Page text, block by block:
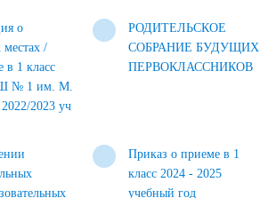
о
местах /
в 1 класс
№ 1 им. М.
2023 уч
РОДИТЕЛЬСКОЕ
СОБРАНИЕ БУДУЩИХ
ПЕРВОКЛАССНИКОВ
Приказ о приеме в 1
класс 2024 - 2025
учебный год